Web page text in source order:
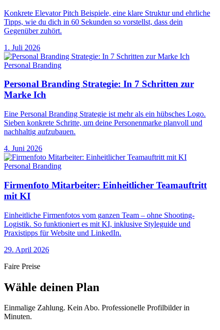
Konkrete Elevator Pitch Beispiele, eine klare Struktur und ehrliche
Tipps, wie du dich in 60 Sekunden so vorstellst, dass dein
Gegenüber zuhört.
1. Juli 2026
Personal Branding
Personal Branding Strategie: In 7 Schritten zur
Marke Ich
Eine Personal Branding Strategie ist mehr als ein hübsches Logo.
Sieben konkrete Schritte, um deine Personenmarke planvoll und
nachhaltig aufzubauen.
4. Juni 2026
Personal Branding
Firmenfoto Mitarbeiter: Einheitlicher Teamauftritt
mit KI
Einheitliche Firmenfotos vom ganzen Team – ohne Shooting-
Logistik. So funktioniert es mit KI, inklusive Styleguide und
Praxistipps für Website und LinkedIn.
29. April 2026
Faire Preise
Wähle deinen Plan
Einmalige Zahlung. Kein Abo. Professionelle Profilbilder in
Minuten.